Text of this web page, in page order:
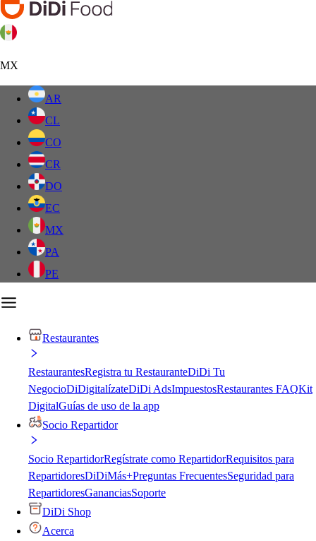
MX
AR
CL
CO
CR
DO
EC
MX
PA
PE
Restaurantes
RestaurantesRegistra tu RestauranteDiDi Tu
NegocioDiDigitalízateDiDi AdsImpuestosRestaurantes FAQKit
DigitalGuías de uso de la app
Socio Repartidor
Socio RepartidorRegístrate como RepartidorRequisitos para
RepartidoresDiDiMás+Preguntas FrecuentesSeguridad para
RepartidoresGananciasSoporte
DiDi Shop
Acerca